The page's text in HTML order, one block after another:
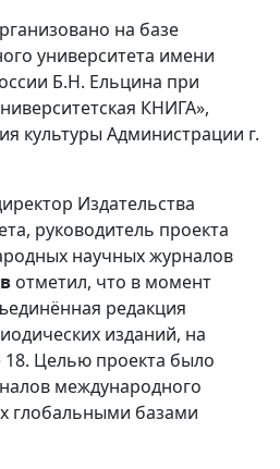
на базе
университета имени
Б.Н. Ельцина при
КНИГА»,
культуры Администрации г.
Издательства
руководитель проекта
научных журналов
отметил, что в момент
редакция
изданий, на
Целью проекта было
международного
глобальными базами